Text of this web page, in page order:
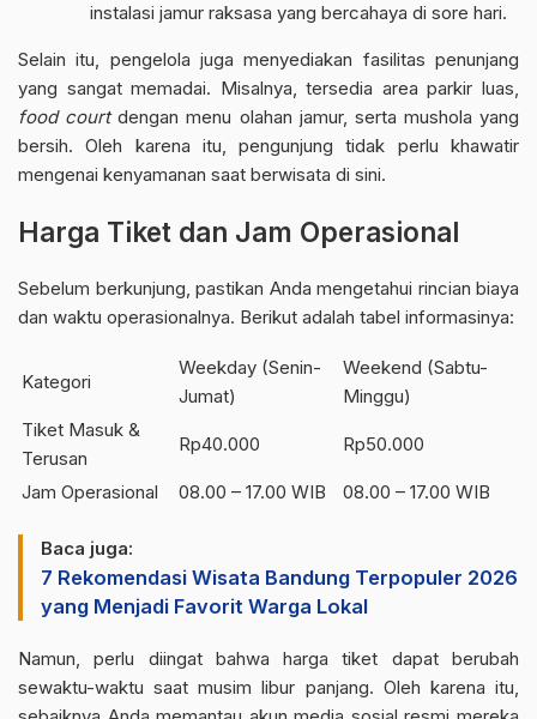
instalasi jamur raksasa yang bercahaya di sore hari.
Selain itu, pengelola juga menyediakan fasilitas penunjang
yang sangat memadai. Misalnya, tersedia area parkir luas,
food courtdengan menu olahan jamur, serta mushola yang
bersih. Oleh karena itu, pengunjung tidak perlu khawatir
mengenai kenyamanan saat berwisata di sini.
Harga Tiket dan Jam Operasional
Sebelum berkunjung, pastikan Anda mengetahui rincian biaya
dan waktu operasionalnya. Berikut adalah tabel informasinya:
Kategori
Weekday (Senin-
Jumat)
Weekend (Sabtu-
Minggu)
Tiket Masuk &
Terusan
Rp40.000 Rp50.000
Jam Operasional 08.00 – 17.00 WIB 08.00 – 17.00 WIB
Baca juga:
7 Rekomendasi Wisata Bandung Terpopuler 2026
yang Menjadi Favorit Warga Lokal
Namun, perlu diingat bahwa harga tiket dapat berubah
sewaktu-waktu saat musim libur panjang. Oleh karena itu,